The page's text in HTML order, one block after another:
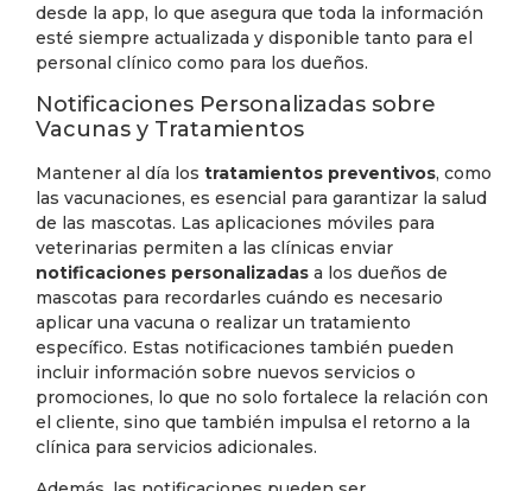
desde la app, lo que asegura que toda la información
esté siempre actualizada y disponible tanto para el
personal clínico como para los dueños.
Notificaciones Personalizadas sobre
Vacunas y Tratamientos
Mantener al día los tratamientos preventivos, como
las vacunaciones, es esencial para garantizar la salud
de las mascotas. Las aplicaciones móviles para
veterinarias permiten a las clínicas enviar
notificaciones personalizadas a los dueños de
mascotas para recordarles cuándo es necesario
aplicar una vacuna o realizar un tratamiento
específico. Estas notificaciones también pueden
incluir información sobre nuevos servicios o
promociones, lo que no solo fortalece la relación con
el cliente, sino que también impulsa el retorno a la
clínica para servicios adicionales.